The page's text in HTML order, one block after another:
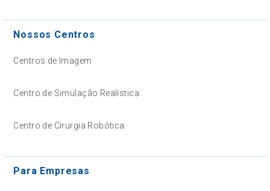
Nossos Centros
Centros de Imagem
Centro de Simulação Realística
Centro de Cirurgia Robótica
Para Empresas